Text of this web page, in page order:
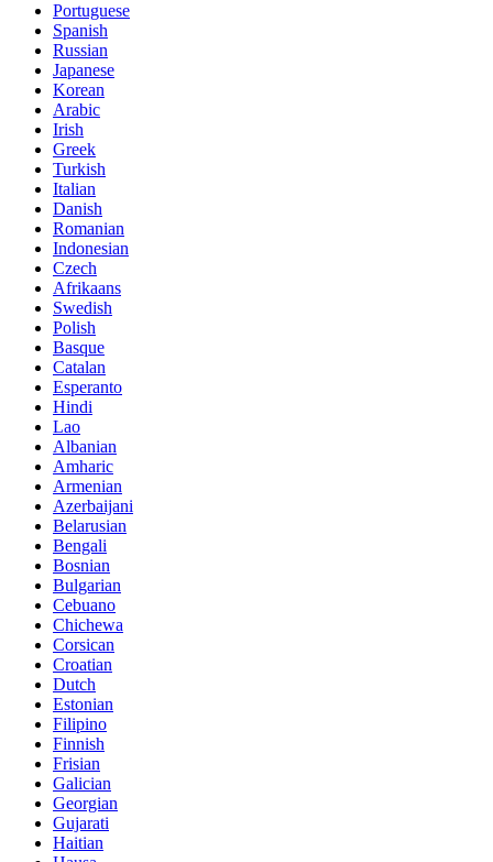
Portuguese
Spanish
Russian
Japanese
Korean
Arabic
Irish
Greek
Turkish
Italian
Danish
Romanian
Indonesian
Czech
Afrikaans
Swedish
Polish
Basque
Catalan
Esperanto
Hindi
Lao
Albanian
Amharic
Armenian
Azerbaijani
Belarusian
Bengali
Bosnian
Bulgarian
Cebuano
Chichewa
Corsican
Croatian
Dutch
Estonian
Filipino
Finnish
Frisian
Galician
Georgian
Gujarati
Haitian